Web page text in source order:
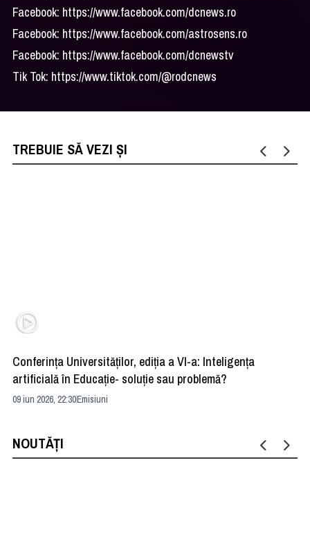
Facebook: https://www.facebook.com/dcnews.ro
Facebook: https://www.facebook.com/astrosens.ro
Facebook: https://www.facebook.com/dcnewstv
Tik Tok: https://www.tiktok.com/@rodcnews
TREBUIE SĂ VEZI ȘI
Conferința Universităților, ediția a VI-a: Inteligența
artificială în Educație- soluție sau problemă?
09 iun 2026, 22:30Emisiuni
NOUTĂȚI